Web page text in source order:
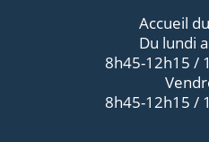
Accueil
Du lundi
8h45-12h15 /
8h45-12h15 /